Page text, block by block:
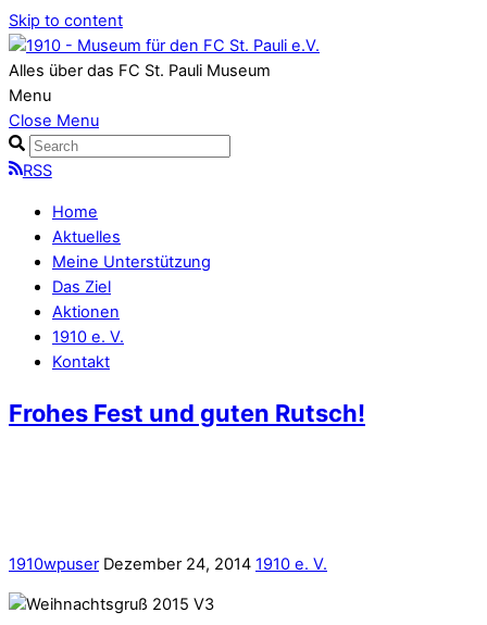
Skip to content
Alles über das FC St. Pauli Museum
Menu
Close Menu
RSS
Home
Aktuelles
Meine Unterstützung
Das Ziel
Aktionen
1910 e. V.
Kontakt
Frohes Fest und guten Rutsch!
1910wpuser Dezember 24, 2014 1910 e. V.